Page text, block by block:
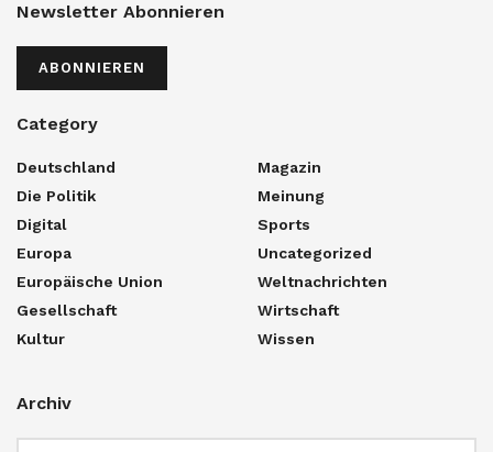
Newsletter Abonnieren
ABONNIEREN
Category
Deutschland
Die Politik
Digital
Europa
Europäische Union
Gesellschaft
Kultur
Magazin
Meinung
Sports
Uncategorized
Weltnachrichten
Wirtschaft
Wissen
Archiv